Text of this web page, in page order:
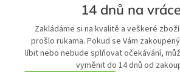
14 dnů na
Zakládáme si na kvalitě a veškeré
prošlo rukama. Pokud se Vám
líbit nebo nebude splňovat očekávání,
vyměnit do 14 dnů od